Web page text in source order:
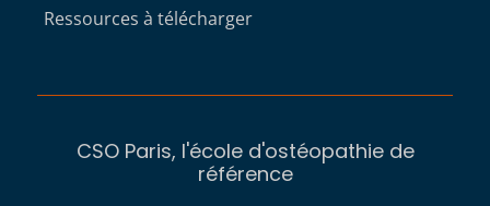
Ressources à télécharger
CSO Paris, l'école d'ostéopathie de
référence